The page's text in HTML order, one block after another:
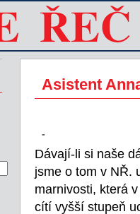
Asistent
-
Dávají-li si naše
jsme o tom v NŘ.
marnivosti, která
cítí vyšší stupeň